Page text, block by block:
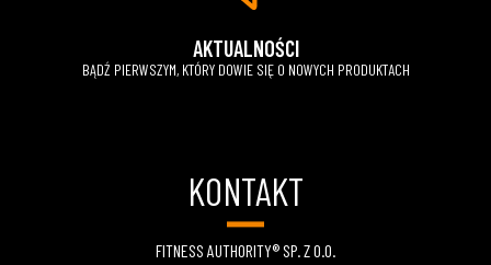
AKTUALNOŚCI
BĄDŹ PIERWSZYM, KTÓRY DOWIE SIĘ O NOWYCH PRODUKTACH
KONTAKT
FITNESS AUTHORITY® SP. Z O.O.